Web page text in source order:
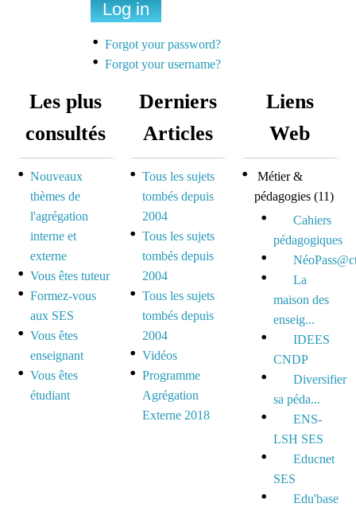
Une liste de diffusion
dédiée à la préparation
des concours pour
Espace dédié aux tuteurs
et formateurs
Espace réservé pour
mutualiser ses outils,
idées et questionnements
Forgot your password?
Forgot your username?
Les plus
consultés
Nouveaux
thèmes de
l'agrégation
interne et
externe
Vous êtes tuteur
Formez-vous
aux SES
Vous êtes
enseignant
Vous êtes
étudiant
Derniers
Articles
Tous les sujets
tombés depuis
2004
Tous les sujets
tombés depuis
2004
Tous les sujets
tombés depuis
2004
Vidéos
Programme
Agrégation
Externe 2018
Liens
Web
Métier &
pédagogies (11)
Cahiers
pédagogiques
La
maison des
enseig...
IDEES
CNDP
Diversifier
sa péda...
ENS-
LSH SES
Educnet
SES
Edu'base